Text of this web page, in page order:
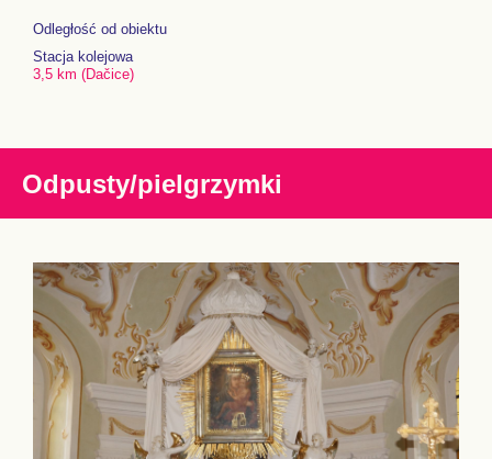
Odległość od obiektu
Stacja kolejowa
3,5 km (Dačice)
Odpusty/pielgrzymki